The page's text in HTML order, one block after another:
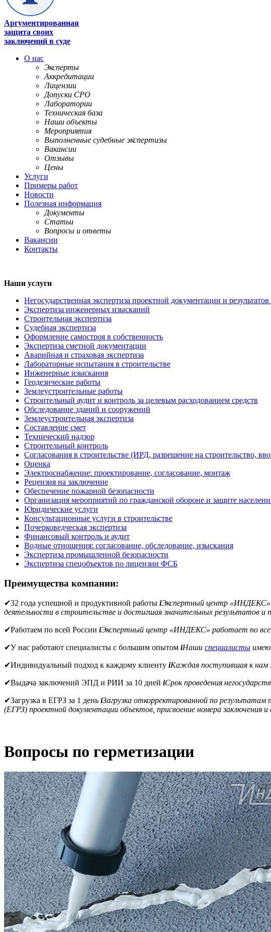
Аргументированная
защита своих
заключений в суде
О нас
Эксперты
Аккредитации
Лицензии
Допуски СРО
Лаборатории
Техническая база
Наши объекты
Мероприятия
Выполненные судебные экспертизы
Вакансии
Отзывы
Цены
Услуги
Примеры работ
Новости
Полезная информация
Документы
Статьи
Вопросы и ответы
Вакансии
Контакты
Наши услуги
Негосударственная экспертиза проектной документации и
Экспертиза инженерных изысканий
Строительная экспертиза
Судебная экспертиза
Оформление самостроя в собственность
Экспертиза сметной документации
Аварийная и страховая экспертиза
Лабораторные испытания в строительстве
Инженерные изыскания
Геодезические работы
Землеустроительные работы
Строительный аудит и контроль за целевым расходованием средств
Обследование зданий и сооружений
Землеустроительная экспертиза
Составление смет
Технический надзор
Строительный контроль
Согласования в строительстве (ИРД, разрешение на строительство,
Оценка
Электроснабжение: проектирование, согласование, монтаж
Рецензия на заключение
Обеспечение пожарной безопасности
Организация мероприятий по гражданской обороне и защите
Юридические услуги
Консультационные услуги в строительстве
Почерковедческая экспертиза
Финансовый контроль и аудит
Водные отношения: согласование, обследование, изыскания
Экспертиза промышленной безопасности
Экспертиза спецобъектов по лицензии ФСБ
Преимущества компании:
✔32 года успешной и продуктивной работы iЭкспертный центр
деятельности в строительстве и достигшая значительных результатов и
✔Работаем по всей России iЭкспертный центр «ИНДЕКС» работает по
✔У нас работают специалисты с большим опытом iНаши специалисты
✔Индивидуальный подход к каждому клиенту iКаждая поступившая к нам
✔Выдача заключений ЭПД и РИИ за 10 дней iСрок проведения
✔Загрузка в ЕГРЗ за 1 день iЗагрузка откорректированной по
(ЕГРЗ) проектной документации объектов, присвоение номера заключения
Вопросы по герметизации